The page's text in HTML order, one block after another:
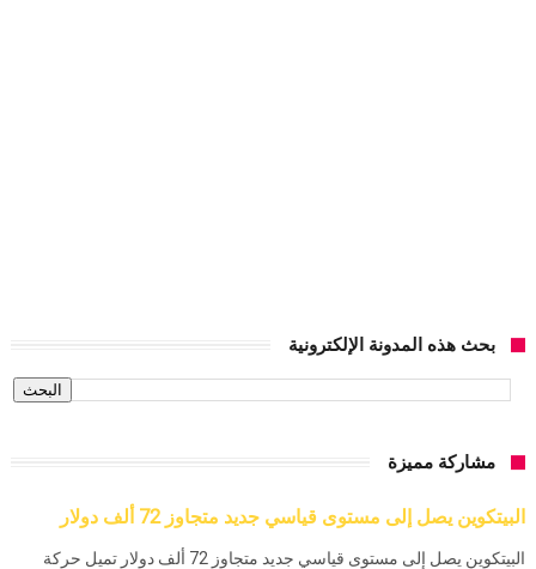
بحث هذه المدونة الإلكترونية
مشاركة مميزة
البيتكوين يصل إلى مستوى قياسي جديد متجاوز 72 ألف دولار
البيتكوين يصل إلى مستوى قياسي جديد متجاوز 72 ألف دولار تميل حركة